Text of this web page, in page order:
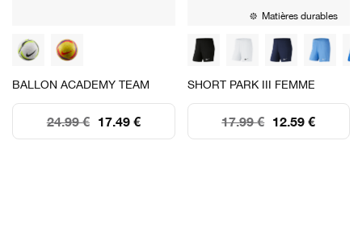
BALLON ACADEMY TEAM
17.49 €
24.99 €
Matières durables
SHORT PARK III FEMME
12.59 €
17.99 €